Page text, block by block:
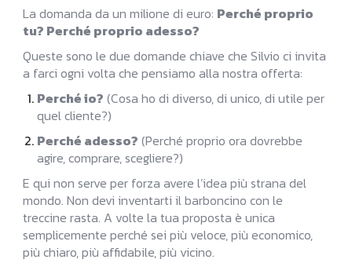
La domanda da un milione di euro: Perché proprio
tu? Perché proprio adesso?
Queste sono le due domande chiave che Silvio ci invita
a farci ogni volta che pensiamo alla nostra offerta:
Perché io? (Cosa ho di diverso, di unico, di utile per
quel cliente?)
Perché adesso? (Perché proprio ora dovrebbe
agire, comprare, scegliere?)
E qui non serve per forza avere l’idea più strana del
mondo. Non devi inventarti il barboncino con le
treccine rasta. A volte la tua proposta è unica
semplicemente perché sei più veloce, più economico,
più chiaro, più affidabile, più vicino.